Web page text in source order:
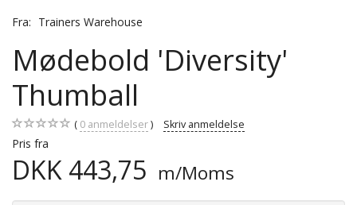
Fra: Trainers Warehouse
Mødebold 'Diversity'
Thumball
0 anmeldelser Skriv anmeldelse
Pris fra
DKK 443,75 m/Moms